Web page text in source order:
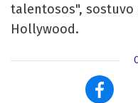
talentosos", sostuvo
Hollywood.